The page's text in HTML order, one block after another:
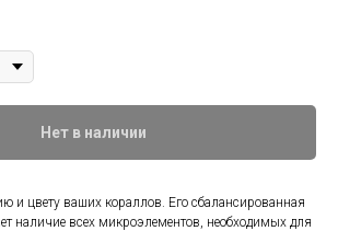
Нет в наличии
и цвету ваших кораллов. Его сбалансированная
наличие всех микроэлементов, необходимых для